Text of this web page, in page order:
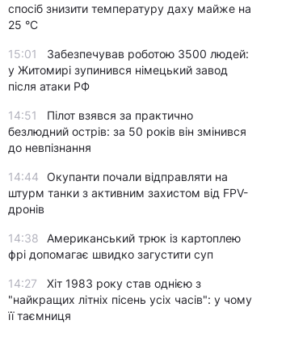
спосіб знизити температуру даху майже на
25 °C
15:01
Забезпечував роботою 3500 людей:
у Житомирі зупинився німецький завод
після атаки РФ
14:51
Пілот взявся за практично
безлюдний острів: за 50 років він змінився
до невпізнання
14:44
Окупанти почали відправляти на
штурм танки з активним захистом від FPV-
дронів
14:38
Американський трюк із картоплею
фрі допомагає швидко загустити суп
14:27
Хіт 1983 року став однією з
"найкращих літніх пісень усіх часів": у чому
її таємниця